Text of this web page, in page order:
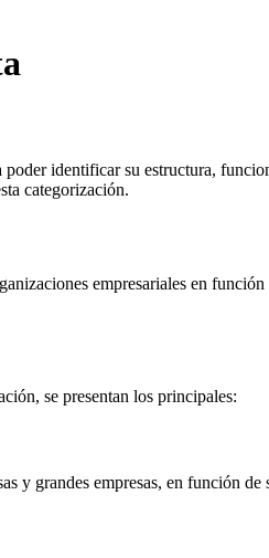
identificar su estructura,
categorización.
empresariales en
se presentan los principales:
y grandes empresas, en función